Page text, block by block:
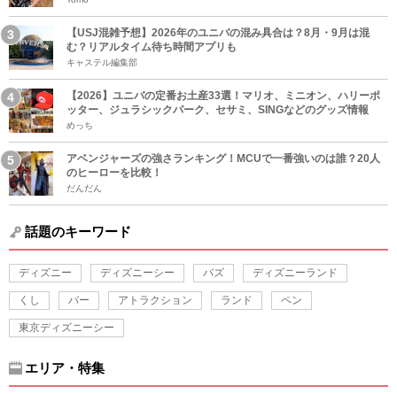
【USJ混雑予想】2026年のユニバの混み具合は？8月・9月は混
む？リアルタイム待ち時間アプリも
キャステル編集部
【2026】ユニバの定番お土産33選！マリオ、ミニオン、ハリーポ
ッター、ジュラシックパーク、セサミ、SINGなどのグッズ情報
めっち
アベンジャーズの強さランキング！MCUで一番強いのは誰？20人
のヒーローを比較！
だんだん
話題のキーワード
ディズニー ディズニーシー バズ ディズニーランド
くし バー アトラクション ランド ペン
東京ディズニーシー
エリア・特集